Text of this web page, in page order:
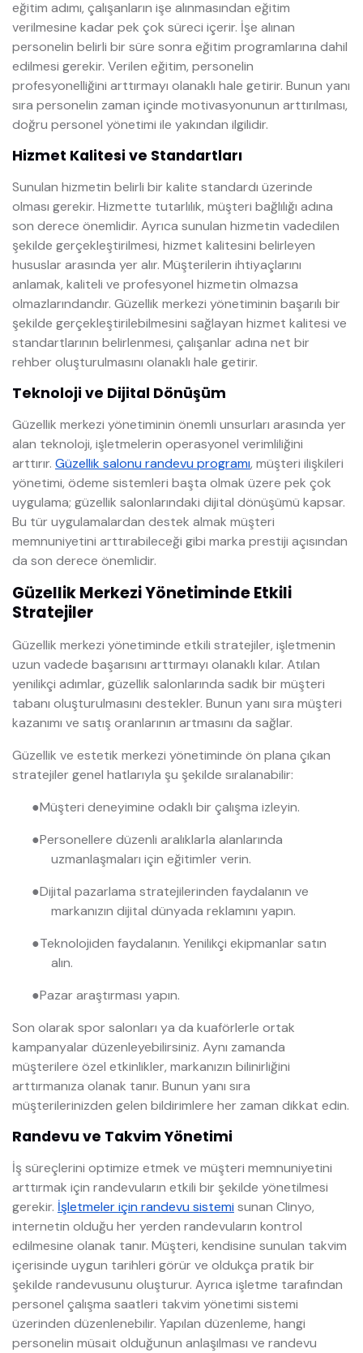
eğitim adımı, çalışanların işe alınmasından eğitim
verilmesine kadar pek çok süreci içerir. İşe alınan
personelin belirli bir süre sonra eğitim programlarına dahil
edilmesi gerekir. Verilen eğitim, personelin
profesyonelliğini arttırmayı olanaklı hale getirir. Bunun yanı
sıra personelin zaman içinde motivasyonunun arttırılması,
doğru personel yönetimi ile yakından ilgilidir.
Hizmet Kalitesi ve Standartları
Sunulan hizmetin belirli bir kalite standardı üzerinde
olması gerekir. Hizmette tutarlılık, müşteri bağlılığı adına
son derece önemlidir. Ayrıca sunulan hizmetin vadedilen
şekilde gerçekleştirilmesi, hizmet kalitesini belirleyen
hususlar arasında yer alır. Müşterilerin ihtiyaçlarını
anlamak, kaliteli ve profesyonel hizmetin olmazsa
olmazlarındandır. Güzellik merkezi yönetiminin başarılı bir
şekilde gerçekleştirilebilmesini sağlayan hizmet kalitesi ve
standartlarının belirlenmesi, çalışanlar adına net bir
rehber oluşturulmasını olanaklı hale getirir.
Teknoloji ve Dijital Dönüşüm
Güzellik merkezi yönetiminin önemli unsurları arasında yer
alan teknoloji, işletmelerin operasyonel verimliliğini
arttırır. Güzellik salonu randevu programı, müşteri ilişkileri
yönetimi, ödeme sistemleri başta olmak üzere pek çok
uygulama; güzellik salonlarındaki dijital dönüşümü kapsar.
Bu tür uygulamalardan destek almak müşteri
memnuniyetini arttırabileceği gibi marka prestiji açısından
da son derece önemlidir.
Güzellik Merkezi Yönetiminde Etkili
Stratejiler
Güzellik merkezi yönetiminde etkili stratejiler, işletmenin
uzun vadede başarısını arttırmayı olanaklı kılar. Atılan
yenilikçi adımlar, güzellik salonlarında sadık bir müşteri
tabanı oluşturulmasını destekler. Bunun yanı sıra müşteri
kazanımı ve satış oranlarının artmasını da sağlar.
Güzellik ve estetik merkezi yönetiminde ön plana çıkan
stratejiler genel hatlarıyla şu şekilde sıralanabilir:
●Müşteri deneyimine odaklı bir çalışma izleyin.
●Personellere düzenli aralıklarla alanlarında
uzmanlaşmaları için eğitimler verin.
●Dijital pazarlama stratejilerinden faydalanın ve
markanızın dijital dünyada reklamını yapın.
●Teknolojiden faydalanın. Yenilikçi ekipmanlar satın
alın.
●Pazar araştırması yapın.
Son olarak spor salonları ya da kuaförlerle ortak
kampanyalar düzenleyebilirsiniz. Aynı zamanda
müşterilere özel etkinlikler, markanızın bilinirliğini
arttırmanıza olanak tanır. Bunun yanı sıra
müşterilerinizden gelen bildirimlere her zaman dikkat edin.
Randevu ve Takvim Yönetimi
İş süreçlerini optimize etmek ve müşteri memnuniyetini
arttırmak için randevuların etkili bir şekilde yönetilmesi
gerekir. İşletmeler için randevu sistemi sunan Clinyo,
internetin olduğu her yerden randevuların kontrol
edilmesine olanak tanır. Müşteri, kendisine sunulan takvim
içerisinde uygun tarihleri görür ve oldukça pratik bir
şekilde randevusunu oluşturur. Ayrıca işletme tarafından
personel çalışma saatleri takvim yönetimi sistemi
üzerinden düzenlenebilir. Yapılan düzenleme, hangi
personelin müsait olduğunun anlaşılması ve randevu